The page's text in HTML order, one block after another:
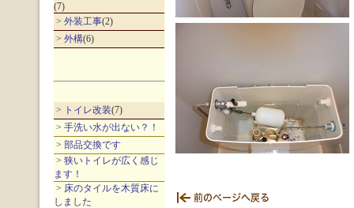
(7)
> 外装工事(2)
> 外構(6)
> トイレ改装(7)
> 手洗い水が出ない？！
> 部品交換です
> 狭いトイレが広く感じ
ます！
> 床のタイルを木質床に
しました